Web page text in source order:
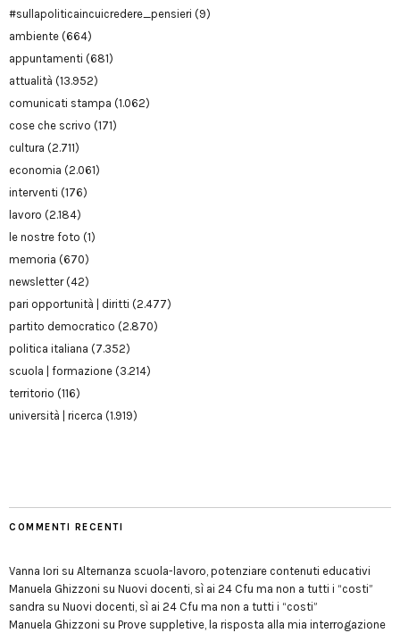
#sullapoliticaincuicredere_pensieri (9)
ambiente (664)
appuntamenti (681)
attualità (13.952)
comunicati stampa (1.062)
cose che scrivo (171)
cultura (2.711)
economia (2.061)
interventi (176)
lavoro (2.184)
le nostre foto (1)
memoria (670)
newsletter(42)
pari opportunità | diritti (2.477)
partito democratico (2.870)
politica italiana (7.352)
scuola | formazione (3.214)
territorio (116)
università | ricerca (1.919)
COMMENTI RECENTI
Vanna Iori su Alternanza scuola-lavoro, potenziare contenuti educativi
Manuela Ghizzoni su Nuovi docenti, sì ai 24 Cfu ma non a tutti i “costi”
sandra su Nuovi docenti, sì ai 24 Cfu ma non a tutti i “costi”
Manuela Ghizzoni su Prove suppletive, la risposta alla mia interrogazione